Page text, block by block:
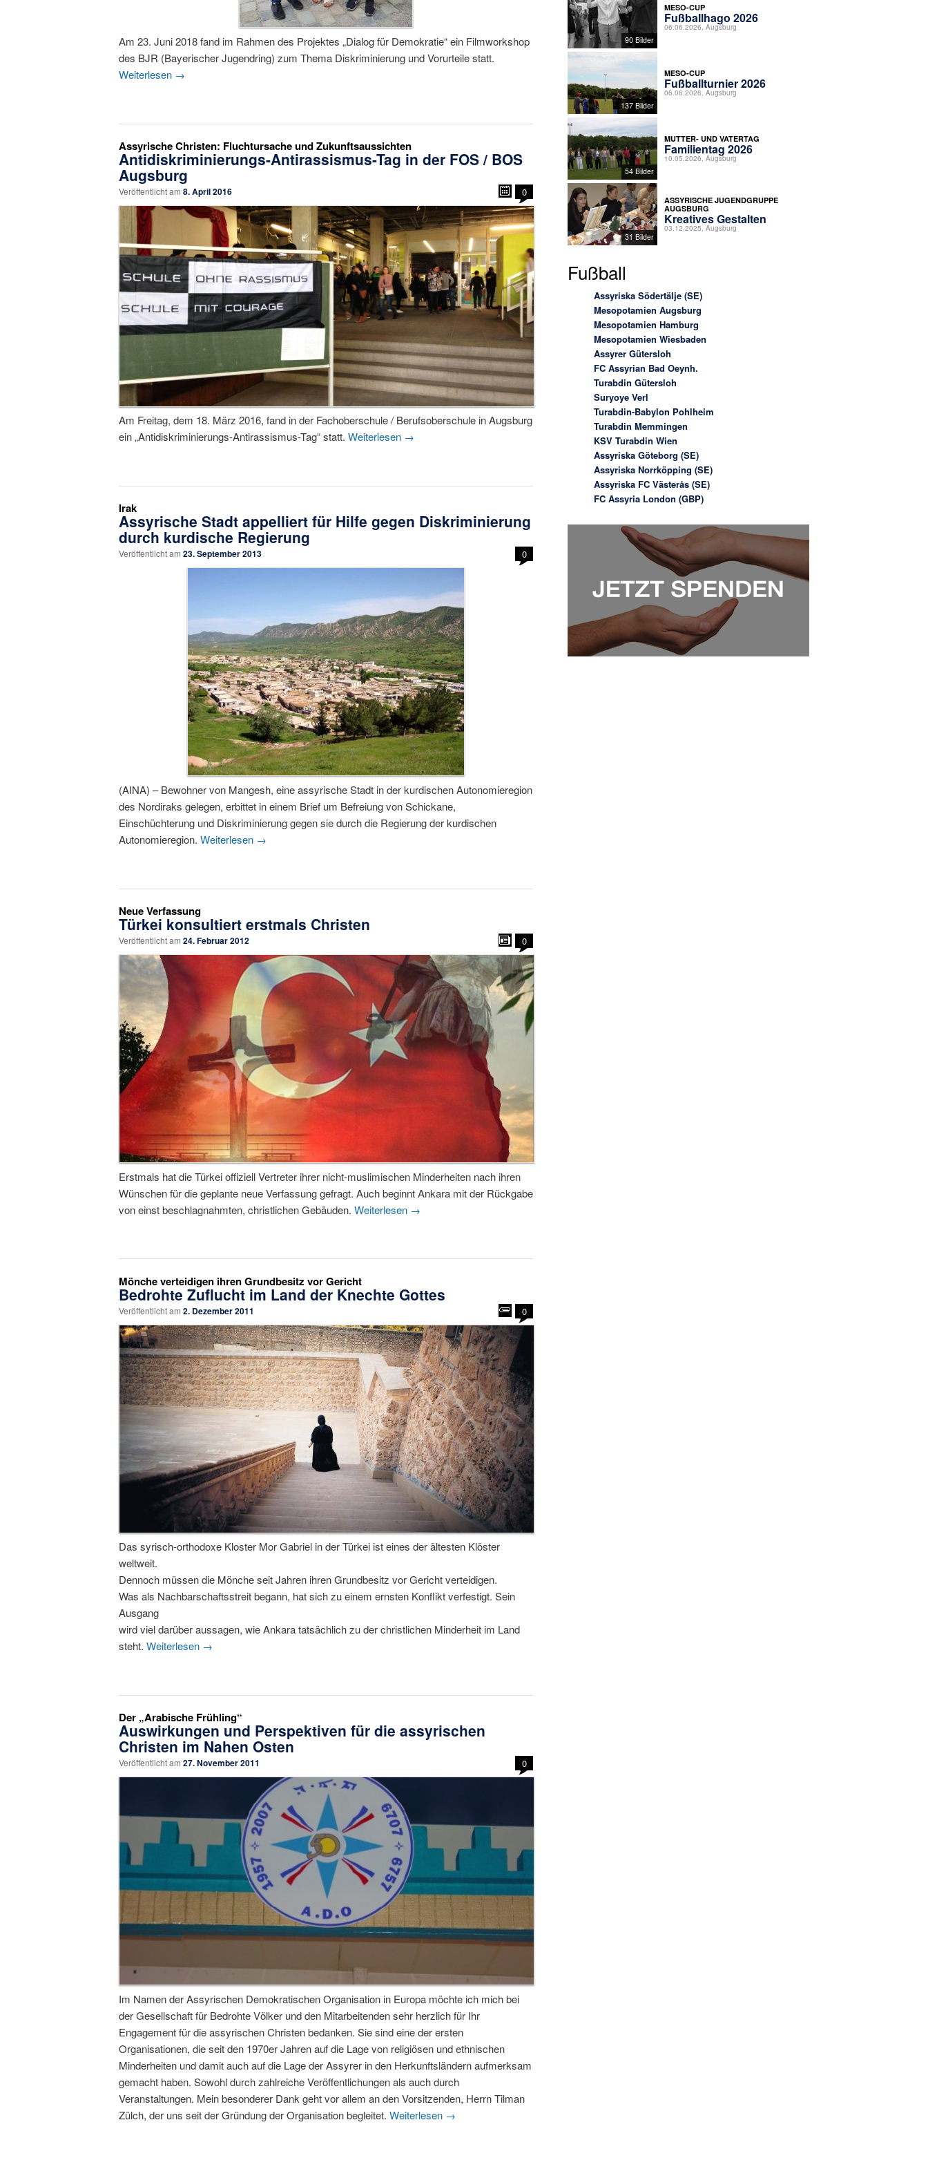
Am 23. Juni 2018 fand im Rahmen des Projektes „Dialog für Demokratie“ ein Filmworkshop
des BJR (Bayerischer Jugendring) zum Thema Diskriminierung und Vorurteile statt.
Weiterlesen →
Assyrische Christen: Fluchtursache und Zukunftsaussichten
Antidiskriminierungs-Antirassismus-Tag in der FOS / BOS
Augsburg
Veröffentlicht am 8. April 2016 0
Am Freitag, dem 18. März 2016, fand in der Fachoberschule / Berufsoberschule in Augsburg
ein „Antidiskriminierungs-Antirassismus-Tag“ statt. Weiterlesen →
Irak
Assyrische Stadt appelliert für Hilfe gegen Diskriminierung
durch kurdische Regierung
Veröffentlicht am 23. September 2013 0
(AINA) – Bewohner von Mangesh, eine assyrische Stadt in der kurdischen Autonomieregion
des Nordiraks gelegen, erbittet in einem Brief um Befreiung von Schickane,
Einschüchterung und Diskriminierung gegen sie durch die Regierung der kurdischen
Autonomieregion. Weiterlesen →
Neue Verfassung
Türkei konsultiert erstmals Christen
Veröffentlicht am 24. Februar 2012 0
Erstmals hat die Türkei offiziell Vertreter ihrer nicht-muslimischen Minderheiten nach ihren
Wünschen für die geplante neue Verfassung gefragt. Auch beginnt Ankara mit der Rückgabe
von einst beschlagnahmten, christlichen Gebäuden. Weiterlesen →
Mönche verteidigen ihren Grundbesitz vor Gericht
Bedrohte Zuflucht im Land der Knechte Gottes
Veröffentlicht am 2. Dezember 2011 0
Das syrisch-orthodoxe Kloster Mor Gabriel in der Türkei ist eines der ältesten Klöster
weltweit.
Dennoch müssen die Mönche seit Jahren ihren Grundbesitz vor Gericht verteidigen.
Was als Nachbarschaftsstreit begann, hat sich zu einem ernsten Konflikt verfestigt. Sein
Ausgang
wird viel darüber aussagen, wie Ankara tatsächlich zu der christlichen Minderheit im Land
steht. Weiterlesen →
Der „Arabische Frühling“
Auswirkungen und Perspektiven für die assyrischen
Christen im Nahen Osten
Veröffentlicht am 27. November 2011 0
Im Namen der Assyrischen Demokratischen Organisation in Europa möchte ich mich bei
der Gesellschaft für Bedrohte Völker und den Mitarbeitenden sehr herzlich für Ihr
Engagement für die assyrischen Christen bedanken. Sie sind eine der ersten
Organisationen, die seit den 1970er Jahren auf die Lage von religiösen und ethnischen
Minderheiten und damit auch auf die Lage der Assyrer in den Herkunftsländern aufmerksam
gemacht haben. Sowohl durch zahlreiche Veröffentlichungen als auch durch
Veranstaltungen. Mein besonderer Dank geht vor allem an den Vorsitzenden, Herrn Tilman
Zülch, der uns seit der Gründung der Organisation begleitet. Weiterlesen →
90 Bilder
MESO-CUP
Fußballhago 2026
06.06.2026, Augsburg
137 Bilder
MESO-CUP
Fußballturnier 2026
06.06.2026, Augsburg
54 Bilder
MUTTER- UND VATERTAG
Familientag 2026
10.05.2026, Augsburg
31 Bilder
ASSYRISCHE JUGENDGRUPPE
AUGSBURG
Kreatives Gestalten
03.12.2025, Augsburg
Fußball
Assyriska Södertälje (SE)
Mesopotamien Augsburg
Mesopotamien Hamburg
Mesopotamien Wiesbaden
Assyrer Gütersloh
FC Assyrian Bad Oeynh.
Turabdin Gütersloh
Suryoye Verl
Turabdin-Babylon Pohlheim
Turabdin Memmingen
KSV Turabdin Wien
Assyriska Göteborg (SE)
Assyriska Norrköpping (SE)
Assyriska FC Västerås (SE)
FC Assyria London (GBP)